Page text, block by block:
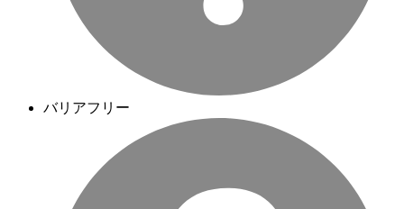
バリアフリー